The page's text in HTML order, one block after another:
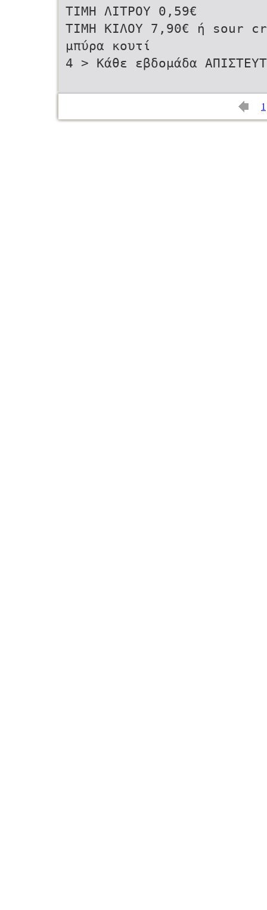
ΤΙΜΗ ΛΙΤΡΟΥ 0,59€
ΤΙΜΗ ΚΙΛΟΥ 7,90€ ή sour
μπύρα κουτί
4 > Κάθε εβδομάδα
1